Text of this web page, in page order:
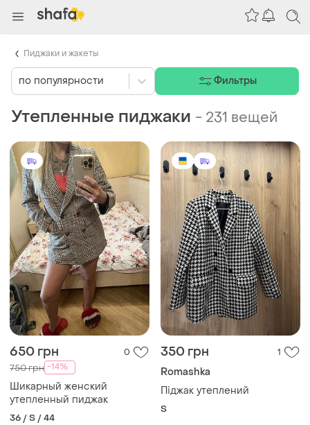
Утепленные пиджаки - 231 вещей
650 грн 0
750 грн -14%
Шикарный женский
утепленный пиджак
36 / S / 44
350 грн 1
Romashka
Піджак утеплений
S
по популярности Фильтры
Пиджаки и жакеты